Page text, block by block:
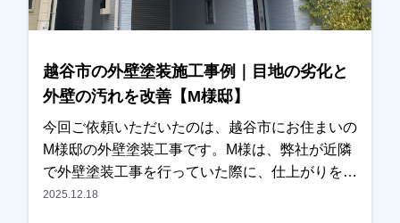
た。屋根は劣化が進むと雨漏りの原因になること
もあるため、早めに対処できてよかったとご主人
めについてはかなり悩まれておりましたが、カラ
ーシミュレーションを使いながら何度か打ち合わ
せをさせていただき、最終的には落ち着いた雰囲
気の外観に仕上がりました。仕上がりにも大変ご
満足いただくことができ、私たちもとても嬉しく
思っております。この度は大切なお住まいの外壁
越谷市の外壁塗装施工事例｜目地の劣化と
外壁の汚れを改善【M様邸】
今回ご依頼いただいたのは、越谷市にお住まいの
M様邸の外壁塗装工事です。M様は、弊社が近隣
で外壁塗装工事を行っていた際に、仕上がりをご
覧になっていたそうで「とても綺麗に仕上がって
2025.12.18